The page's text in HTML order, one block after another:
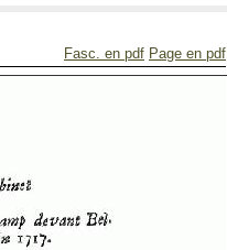
Fasc. en pdf Page en pdf